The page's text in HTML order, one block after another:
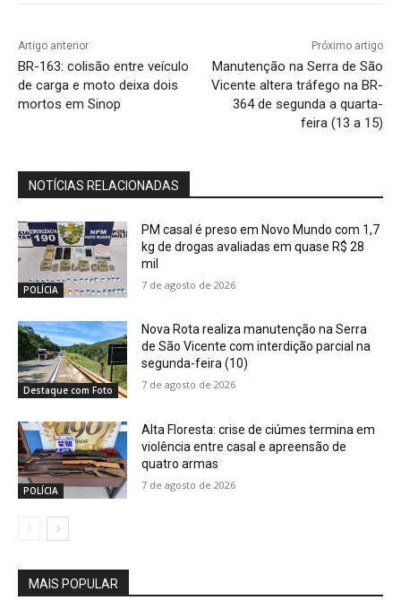
Artigo anterior
BR-163: colisão entre veículo
de carga e moto deixa dois
mortos em Sinop
Próximo artigo
Manutenção na Serra de São
Vicente altera tráfego na BR-
364 de segunda a quarta-
feira (13 a 15)
NOTÍCIAS RELACIONADAS
POLÍCIA
PM casal é preso em Novo Mundo com 1,7
kg de drogas avaliadas em quase R$ 28
mil
7 de agosto de 2026
Destaque com Foto
Nova Rota realiza manutenção na Serra
de São Vicente com interdição parcial na
segunda-feira (10)
7 de agosto de 2026
POLÍCIA
Alta Floresta: crise de ciúmes termina em
violência entre casal e apreensão de
quatro armas
7 de agosto de 2026
MAIS POPULAR